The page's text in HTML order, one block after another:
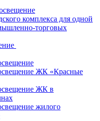
комплекса для одной
торговых
ЖК «Красные
ЖК в
жилого